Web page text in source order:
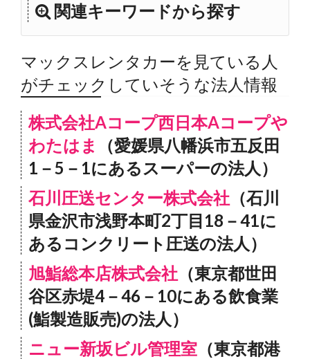
関連キーワードから探す
マックスレンタカーを見ている人
がチェックしていそうな法人情報
株式会社Aコープ西日本Aコープや
わたはま
（愛媛県八幡浜市五反田
1－5－1にあるスーパーの法人）
石川圧送センター株式会社 （石川
県金沢市浅野本町2丁目18－41に
あるコンクリート圧送の法人）
旭鮨総本店株式会社 （東京都世田
谷区赤堤4－46－10にある飲食業
(鮨製造販売)の法人）
ニュー新坂ビル管理室 （東京都港